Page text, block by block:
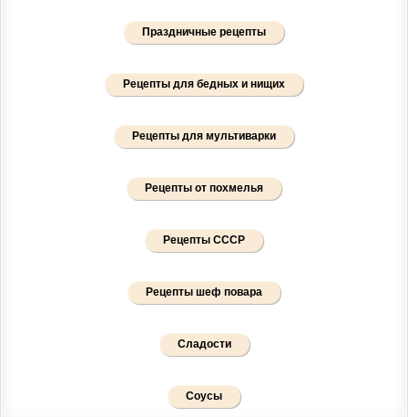
Праздничные рецепты
Рецепты для бедных и нищих
Рецепты для мультиварки
Рецепты от похмелья
Рецепты СССР
Рецепты шеф повара
Сладости
Соусы